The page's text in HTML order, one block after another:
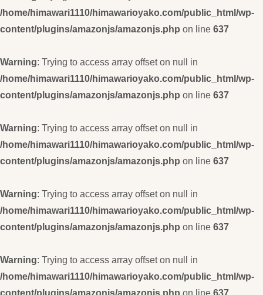
/home/himawari1110/himawarioyako.com/public_html/wp-
content/plugins/amazonjs/amazonjs.php on line 637
Warning: Trying to access array offset on null in
/home/himawari1110/himawarioyako.com/public_html/wp-
content/plugins/amazonjs/amazonjs.php on line 637
Warning: Trying to access array offset on null in
/home/himawari1110/himawarioyako.com/public_html/wp-
content/plugins/amazonjs/amazonjs.php on line 637
Warning: Trying to access array offset on null in
/home/himawari1110/himawarioyako.com/public_html/wp-
content/plugins/amazonjs/amazonjs.php on line 637
Warning: Trying to access array offset on null in
/home/himawari1110/himawarioyako.com/public_html/wp-
content/plugins/amazonjs/amazonjs.php on line 637